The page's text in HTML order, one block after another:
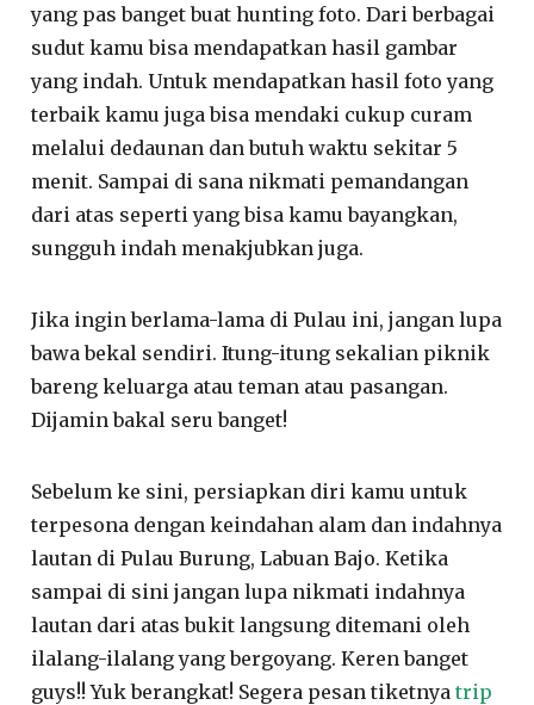
yang pas banget buat hunting foto. Dari berbagai
sudut kamu bisa mendapatkan hasil gambar
yang indah. Untuk mendapatkan hasil foto yang
terbaik kamu juga bisa mendaki cukup curam
melalui dedaunan dan butuh waktu sekitar 5
menit. Sampai di sana nikmati pemandangan
dari atas seperti yang bisa kamu bayangkan,
sungguh indah menakjubkan juga.
Jika ingin berlama-lama di Pulau ini, jangan lupa
bawa bekal sendiri. Itung-itung sekalian piknik
bareng keluarga atau teman atau pasangan.
Dijamin bakal seru banget!
Sebelum ke sini, persiapkan diri kamu untuk
terpesona dengan keindahan alam dan indahnya
lautan di Pulau Burung, Labuan Bajo. Ketika
sampai di sini jangan lupa nikmati indahnya
lautan dari atas bukit langsung ditemani oleh
ilalang-ilalang yang bergoyang. Keren banget
guys!! Yuk berangkat! Segera pesan tiketnyatrip